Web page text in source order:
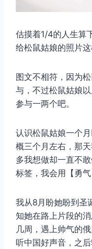
估摸着1/4的人生算
给松鼠姑娘的照片这
图文不相符，因为
与，不过松鼠姑娘
参与一两个吧。
认识松鼠姑娘一个
概三个月左右，那
多我想做却一直不
标签，我会用【勇气
我从8月盼她盼到圣
知她在路上片段的
几周，遇上帅气的
听中国好声音，之